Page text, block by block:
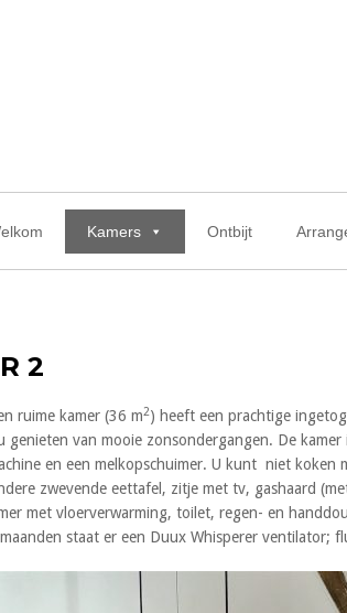
Kamers Ontbijt
2
ruime kamer (36 m2) heeft een prachtige
genieten van mooie zonsondergangen. De
en een melkopschuimer. U kunt niet koken
zwevende eettafel, zitje met tv, gashaard
met vloerverwarming, toilet, regen- en
staat er een Duux Whisperer ventilator;